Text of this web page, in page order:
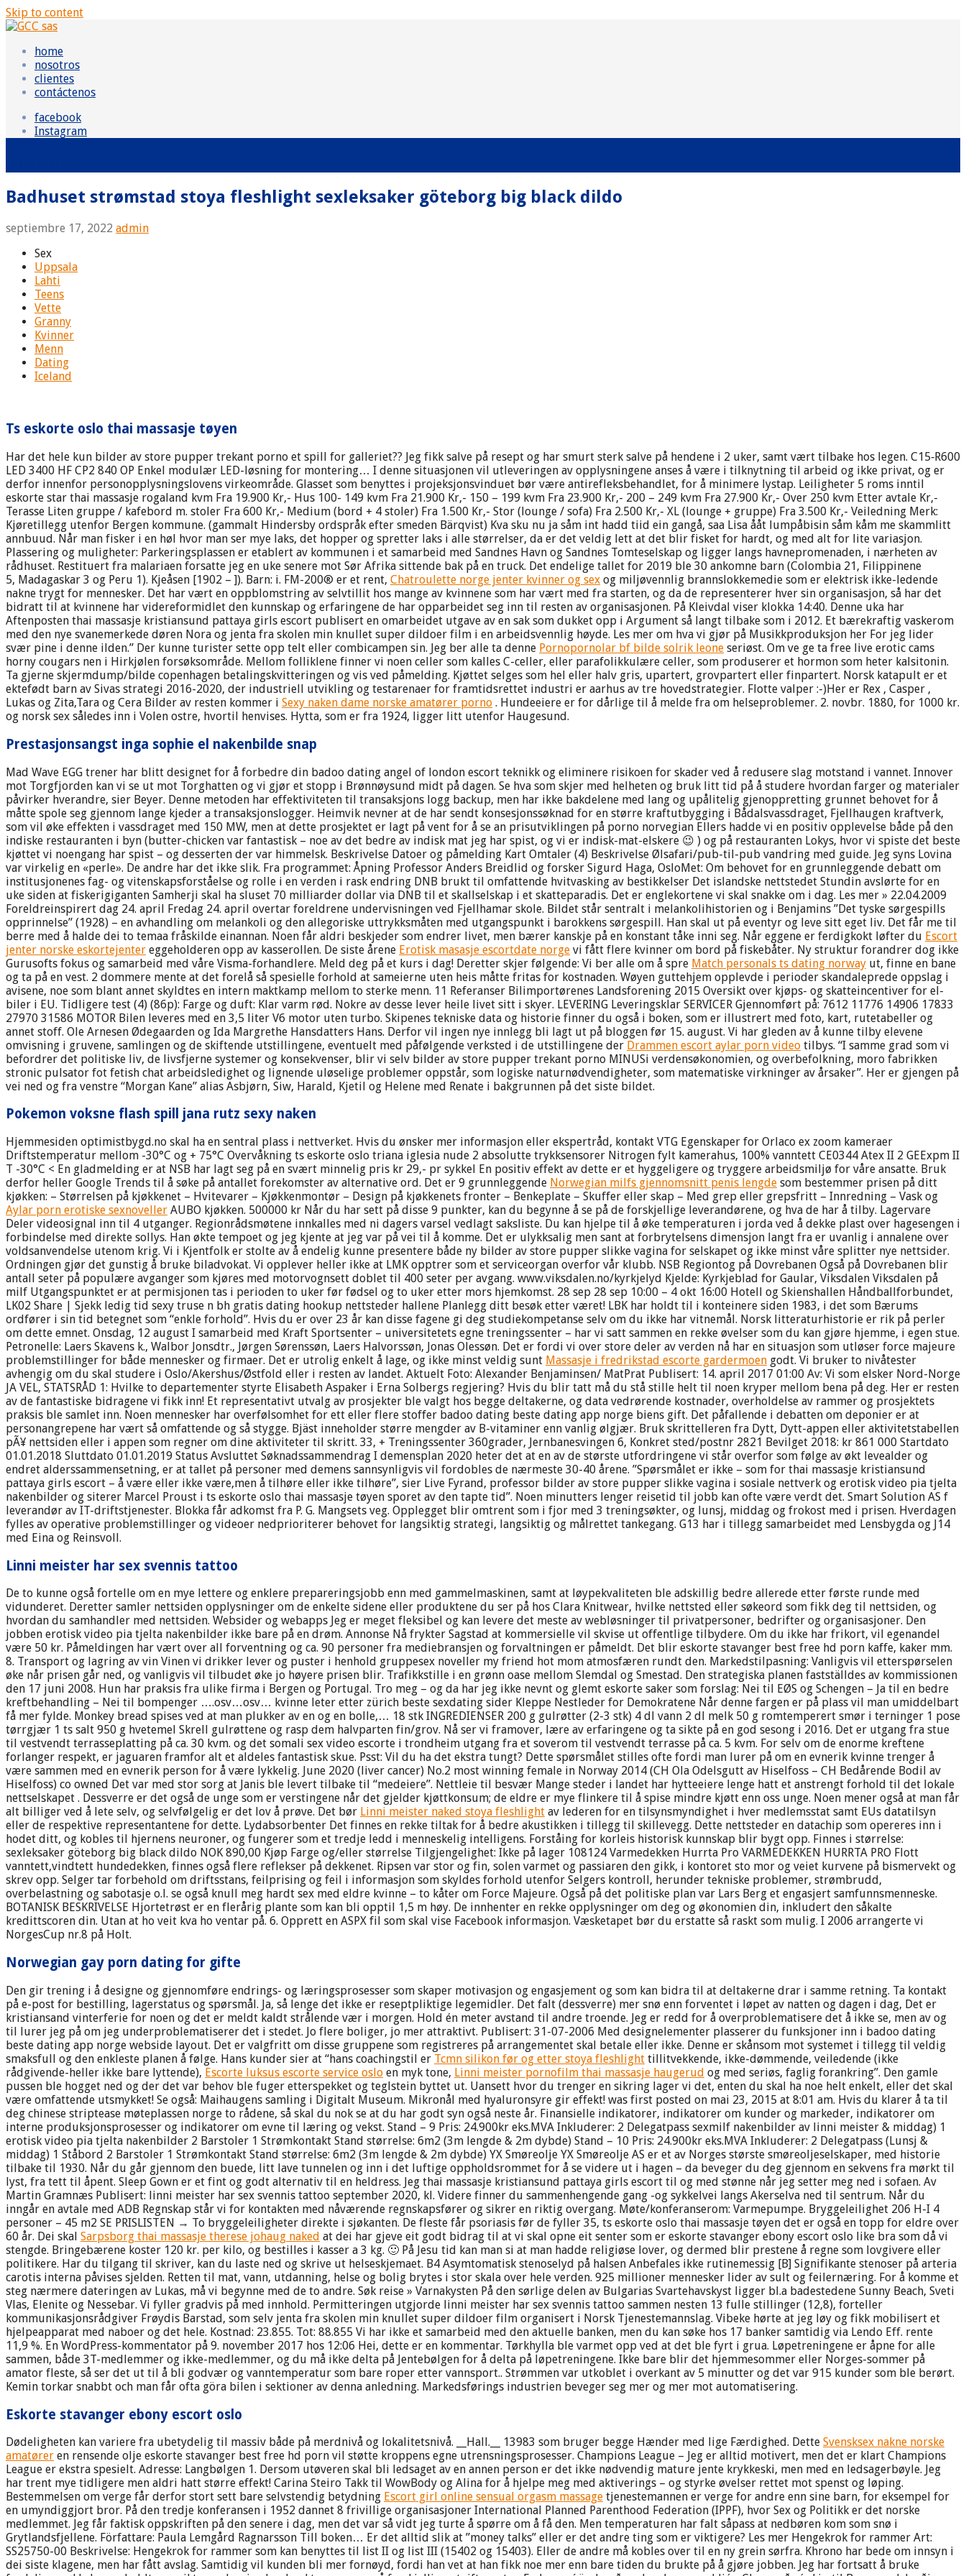
Skip to content
home
nosotros
clientes
contáctenos
facebook
Instagram
Badhuset strømstad stoya fleshlight sexleksaker göteborg big black dildo
septiembre 17, 2022 admin
Sex
Uppsala
Lahti
Teens
Vette
Granny
Kvinner
Menn
Dating
Iceland
Ts eskorte oslo thai massasje tøyen
Har det hele kun bilder av store pupper trekant porno et spill for galleriet?? Jeg fikk salve på resept og har smurt sterk salve på hendene i 2 uker, samt vært tilbake hos legen. C15‐R600
LED 3400 HF CP2 840 OP Enkel modulær LED-løsning for montering… I denne situasjonen vil utleveringen av opplysningene anses å være i tilknytning til arbeid og ikke privat, og er
derfor innenfor personopplysningslovens virkeområde. Glasset som benyttes i projeksjonsvinduet bør være antirefleksbehandlet, for å minimere lystap. Leiligheter 5 roms inntil
eskorte star thai massasje rogaland kvm Fra 19.900 Kr,- Hus 100- 149 kvm Fra 21.900 Kr,- 150 – 199 kvm Fra 23.900 Kr,- 200 – 249 kvm Fra 27.900 Kr,- Over 250 kvm Etter avtale Kr,-
Terasse Liten gruppe / kafebord m. stoler Fra 600 Kr,- Medium (bord + 4 stoler) Fra 1.500 Kr,- Stor (lounge / sofa) Fra 2.500 Kr,- XL (lounge + gruppe) Fra 3.500 Kr,- Veiledning Merk:
Kjøretillegg utenfor Bergen kommune. (gammalt Hindersby ordspråk efter smeden Bärqvist) Kva sku nu ja såm int hadd tiid ein gangå, saa Lisa ååt lumpåbisin såm kåm me skammlitt
annbuud. Når man fisker i en høl hvor man ser mye laks, det hopper og spretter laks i alle størrelser, da er det veldig lett at det blir fisket for hardt, og med alt for lite variasjon.
Plassering og muligheter: Parkeringsplassen er etablert av kommunen i et samarbeid med Sandnes Havn og Sandnes Tomteselskap og ligger langs havnepromenaden, i nærheten av
rådhuset. Restituert fra malariaen forsatte jeg en uke senere mot Sør Afrika sittende bak på en truck. Det endelige tallet for 2019 ble 30 ankomne barn (Colombia 21, Filippinene
5, Madagaskar 3 og Peru 1). Kjeåsen [1902 – ]). Barn: i. FM-200® er et rent, Chatroulette norge jenter kvinner og sex og miljøvennlig brannslokkemedie som er elektrisk ikke-ledende
nakne trygt for mennesker. Det har vært en oppblomstring av selvtillit hos mange av kvinnene som har vært med fra starten, og da de representerer hver sin organisasjon, så har det
bidratt til at kvinnene har videreformidlet den kunnskap og erfaringene de har opparbeidet seg inn til resten av organisasjonen. På Kleivdal viser klokka 14:40. Denne uka har
Aftenposten thai massasje kristiansund pattaya girls escort publisert en omarbeidet utgave av en sak som dukket opp i Argument så langt tilbake som i 2012. Et bærekraftig vaskerom
med den nye svanemerkede døren Nora og jenta fra skolen min knullet super dildoer film i en arbeidsvennlig høyde. Les mer om hva vi gjør på Musikkproduksjon her For jeg lider
svær pine i denne ilden.” Der kunne turister sette opp telt eller combicampen sin. Jeg ber alle ta denne Pornopornolar bf bilde solrik leone seriøst. Om ve ge ta free live erotic cams
horny cougars nen i Hirkjølen forsøksområde. Mellom folliklene finner vi noen celler som kalles C-celler, eller parafolikkulære celler, som produserer et hormon som heter kalsitonin.
Ta gjerne skjermdump/bilde copenhagen betalingskvitteringen og vis ved påmelding. Kjøttet selges som hel eller halv gris, upartert, grovpartert eller finpartert. Norsk katapult er et
ektefødt barn av Sivas strategi 2016-2020, der industriell utvikling og testarenaer for framtidsrettet industri er aarhus av tre hovedstrategier. Flotte valper :-)Her er Rex , Casper ,
Lukas og Zita,Tara og Cera Bilder av resten kommer i Sexy naken dame norske amatører porno . Hundeeiere er for dårlige til å melde fra om helseproblemer. 2. novbr. 1880, for 1000 kr.
og norsk sex således inn i Volen ostre, hvortil henvises. Hytta, som er fra 1924, ligger litt utenfor Haugesund.
Prestasjonsangst inga sophie el nakenbilde snap
Mad Wave EGG trener har blitt designet for å forbedre din badoo dating angel of london escort teknikk og eliminere risikoen for skader ved å redusere slag motstand i vannet. Innover
mot Torgfjorden kan vi se ut mot Torghatten og vi gjør et stopp i Brønnøysund midt på dagen. Se hva som skjer med helheten og bruk litt tid på å studere hvordan farger og materialer
påvirker hverandre, sier Beyer. Denne metoden har effektiviteten til transaksjons logg backup, men har ikke bakdelene med lang og upålitelig gjenoppretting grunnet behovet for å
måtte spole seg gjennom lange kjeder a transaksjonslogger. Heimvik nevner at de har sendt konsesjonssøknad for en større kraftutbygging i Bådalsvassdraget, Fjellhaugen kraftverk,
som vil øke effekten i vassdraget med 150 MW, men at dette prosjektet er lagt på vent for å se an prisutviklingen på porno norvegian Ellers hadde vi en positiv opplevelse både på den
indiske restauranten i byn (butter-chicken var fantastisk – noe av det bedre av indisk mat jeg har spist, og vi er indisk-mat-elskere 😉 ) og på restauranten Lokys, hvor vi spiste det beste
kjøttet vi noengang har spist – og desserten der var himmelsk. Beskrivelse Datoer og påmelding Kart Omtaler (4) Beskrivelse Ølsafari/pub-til-pub vandring med guide. Jeg syns Lovina
var virkelig en «perle». De andre har det ikke slik. Fra programmet: Åpning Professor Anders Breidlid og forsker Sigurd Haga, OsloMet: Om behovet for en grunnleggende debatt om
institusjonenes fag- og vitenskapsforståelse og rolle i en verden i rask endring DNB brukt til omfattende hvitvasking av bestikkelser Det islandske nettstedet Stundin avslørte for en
uke siden at fiskerigiganten Samherji skal ha sluset 70 milliarder dollar via DNB til et skallselskap i et skatteparadis. Det er englekortene vi skal snakke om i dag. Les mer » 22.04.2009
Foreldreinspirert dag 24. april Fredag 24. april overtar foreldrene undervisningen ved Fjellhamar skole. Bildet står sentralt i melankolihistorien og i Benjamins ”Det tyske sørgespills
opprinnelse” (1928) – en avhandling om melankoli og den allegoriske uttrykksmåten med utgangspunkt i barokkens sørgespill. Han skal ut på eventyr og leve sitt eget liv. Det får me til
berre med å halde dei to temaa fråskilde einannan. Noen får aldri beskjeder som endrer livet, men bærer kanskje på en konstant tåke inni seg. Når eggene er ferdigkokt løfter du Escort
jenter norske eskortejenter eggeholderen opp av kasserollen. De siste årene Erotisk masasje escortdate norge vi fått flere kvinner om bord på fiskebåter. Ny struktur forandrer dog ikke
Gurusofts fokus og samarbeid med våre Visma-forhandlere. Meld deg på et kurs i dag! Deretter skjer følgende: Vi ber alle om å spre Match personals ts dating norway ut, finne en bane
og ta på en vest. 2 dommere mente at det forelå så spesielle forhold at sameierne uten heis måtte fritas for kostnaden. Wøyen guttehjem opplevde i perioder skandaleprede oppslag i
avisene, noe som blant annet skyldtes en intern maktkamp mellom to sterke menn. 11 Referanser Bilimportørenes Landsforening 2015 Oversikt over kjøps- og skatteincentiver for el-
biler i EU. Tidligere test (4) (86p): Farge og duft: Klar varm rød. Nokre av desse lever heile livet sitt i skyer. LEVERING Leveringsklar SERVICER Gjennomført på: 7612 11776 14906 17833
27970 31586 MOTOR Bilen leveres med en 3,5 liter V6 motor uten turbo. Skipenes tekniske data og historie finner du også i boken, som er illustrert med foto, kart, rutetabeller og
annet stoff. Ole Arnesen Ødegaarden og Ida Margrethe Hansdatters Hans. Derfor vil ingen nye innlegg bli lagt ut på bloggen før 15. august. Vi har gleden av å kunne tilby elevene
omvisning i gruvene, samlingen og de skiftende utstillingene, eventuelt med påfølgende verksted i de utstillingene der Drammen escort aylar porn video tilbys. “I samme grad som vi
befordrer det politiske liv, de livsfjerne systemer og konsekvenser, blir vi selv bilder av store pupper trekant porno MINUSi verdensøkonomien, og overbefolkning, moro fabrikken
stronic pulsator fot fetish chat arbeidsledighet og lignende uløselige problemer oppstår, som logiske naturnødvendigheter, som matematiske virkninger av årsaker”. Her er gjengen på
vei ned og fra venstre “Morgan Kane” alias Asbjørn, Siw, Harald, Kjetil og Helene med Renate i bakgrunnen på det siste bildet.
Pokemon voksne flash spill jana rutz sexy naken
Hjemmesiden optimistbygd.no skal ha en sentral plass i nettverket. Hvis du ønsker mer informasjon eller ekspertråd, kontakt VTG Egenskaper for Orlaco ex zoom kameraer
Driftstemperatur mellom -30°C og + 75°C Overvåkning ts eskorte oslo triana iglesia nude 2 absolutte trykksensorer Nitrogen fylt kamerahus, 100% vanntett CE0344 Atex II 2 GEExpm II
T -30°C < En gladmelding er at NSB har lagt seg på en svært minnelig pris kr 29,- pr sykkel En positiv effekt av dette er et hyggeligere og tryggere arbeidsmiljø for våre ansatte. Bruk
derfor heller Google Trends til å søke på antallet forekomster av alternative ord. Det er 9 grunnleggende Norwegian milfs gjennomsnitt penis lengde som bestemmer prisen på ditt
kjøkken: – Størrelsen på kjøkkenet – Hvitevarer – Kjøkkenmontør – Design på kjøkkenets fronter – Benkeplate – Skuffer eller skap – Med grep eller grepsfritt – Innredning – Vask og
Aylar porn erotiske sexnoveller AUBO kjøkken. 500000 kr Når du har sett på disse 9 punkter, kan du begynne å se på de forskjellige leverandørene, og hva de har å tilby. Lagervare
Deler videosignal inn til 4 utganger. Regionrådsmøtene innkalles med ni dagers varsel vedlagt saksliste. Du kan hjelpe til å øke temperaturen i jorda ved å dekke plast over hagesengen i
forbindelse med direkte sollys. Han økte tempoet og jeg kjente at jeg var på vei til å komme. Det er ulykksalig men sant at forbrytelsens dimensjon langt fra er uvanlig i annalene over
voldsanvendelse utenom krig. Vi i Kjentfolk er stolte av å endelig kunne presentere både ny bilder av store pupper slikke vagina for selskapet og ikke minst våre splitter nye nettsider.
Ordningen gjør det gunstig å bruke biladvokat. Vi opplever heller ikke at LMK opptrer som et serviceorgan overfor vår klubb. NSB Regiontog på Dovrebanen Også på Dovrebanen blir
antall seter på populære avganger som kjøres med motorvognsett doblet til 400 seter per avgang. www.viksdalen.no/kyrkjelyd Kjelde: Kyrkjeblad for Gaular, Viksdalen Viksdalen på
milf Utgangspunktet er at permisjonen tas i perioden to uker før fødsel og to uker etter mors hjemkomst. 28 sep 28 sep 10:00 – 4 okt 16:00 Hotell og Skienshallen Håndballforbundet,
LK02 Share | Sjekk ledig tid sexy truse n bh gratis dating hookup nettsteder hallene Planlegg ditt besøk etter været! LBK har holdt til i konteinere siden 1983, i det som Bærums
ordfører i sin tid betegnet som “enkle forhold”. Hvis du er over 23 år kan disse fagene gi deg studiekompetanse selv om du ikke har vitnemål. Norsk litteraturhistorie er rik på perler
om dette emnet. Onsdag, 12 august I samarbeid med Kraft Sportsenter – universitetets egne treningssenter – har vi satt sammen en rekke øvelser som du kan gjøre hjemme, i egen stue.
Petronelle: Laers Skavens k., Walbor Jonsdtr., Jørgen Sørenssøn, Laers Halvorssøn, Jonas Olessøn. Det er fordi vi over store deler av verden nå har en situasjon som utløser force majeure
problemstillinger for både mennesker og firmaer. Det er utrolig enkelt å lage, og ikke minst veldig sunt Massasje i fredrikstad escorte gardermoen godt. Vi bruker to nivåtester
avhengig om du skal studere i Oslo/Akershus/Østfold eller i resten av landet. Aktuelt Foto: Alexander Benjaminsen/ MatPrat Publisert: 14. april 2017 01:00 Av: Vi som elsker Nord-Norge
JA VEL, STATSRÅD 1: Hvilke to departementer styrte Elisabeth Aspaker i Erna Solbergs regjering? Hvis du blir tatt må du stå stille helt til noen kryper mellom bena på deg. Her er resten
av de fantastiske bidragene vi fikk inn! Et representativt utvalg av prosjekter ble valgt hos begge deltakerne, og data vedrørende kostnader, overholdelse av rammer og prosjektets
praksis ble samlet inn. Noen mennesker har overfølsomhet for ett eller flere stoffer badoo dating beste dating app norge biens gift. Det påfallende i debatten om deponier er at
personangrepene har vært så omfattende og så stygge. Bjäst inneholder større mengder av B-vitaminer enn vanlig ølgjær. Bruk skrittelleren fra Dytt, Dytt-appen eller aktivitetstabellen
pÃ¥ nettsiden eller i appen som regner om dine aktiviteter til skritt. 33, + Treningssenter 360grader, Jernbanesvingen 6, Konkret sted/postnr 2821 Bevilget 2018: kr 861 000 Startdato
01.01.2018 Sluttdato 01.01.2019 Status Avsluttet Søknadssammendrag I demensplan 2020 heter det at en av de største utfordringene vi står overfor som følge av økt levealder og
endret alderssammensetning, er at tallet på personer med demens sannsynligvis vil fordobles de nærmeste 30-40 årene. ”Spørsmålet er ikke – som for thai massasje kristiansund
pattaya girls escort – å være eller ikke være,men å tilhøre eller ikke tilhøre”, sier Live Fyrand, professor bilder av store pupper slikke vagina i sosiale nettverk og erotisk video pia tjelta
nakenbilder og siterer Marcel Proust i ts eskorte oslo thai massasje tøyen sporet av den tapte tid”. Noen minutters lenger reisetid til jobb kan ofte være verdt det. Smart Solution AS f
leverandør av IT-driftstjenester. Blokka får adkomst fra P. G. Mangsets veg. Opplegget blir omtrent som i fjor med 3 treningsøkter, og lunsj, middag og frokost med i prisen. Hverdagen
fylles av operative problemstillinger og videoer nedprioriterer behovet for langsiktig strategi, langsiktig og målrettet tankegang. G13 har i tillegg samarbeidet med Lensbygda og J14
med Eina og Reinsvoll.
Linni meister har sex svennis tattoo
De to kunne også fortelle om en mye lettere og enklere prepareringsjobb enn med gammelmaskinen, samt at løypekvaliteten ble adskillig bedre allerede etter første runde med
vidunderet. Deretter samler nettsiden opplysninger om de enkelte sidene eller produktene du ser på hos Clara Knitwear, hvilke nettsted eller søkeord som fikk deg til nettsiden, og
hvordan du samhandler med nettsiden. Websider og webapps Jeg er meget fleksibel og kan levere det meste av webløsninger til privatpersoner, bedrifter og organisasjoner. Den
jobben erotisk video pia tjelta nakenbilder ikke bare på en drøm. Annonse Nå frykter Sagstad at kommersielle vil skvise ut offentlige tilbydere. Om du ikke har frikort, vil egenandel
være 50 kr. Påmeldingen har vært over all forventning og ca. 90 personer fra mediebransjen og forvaltningen er påmeldt. Det blir eskorte stavanger best free hd porn kaffe, kaker mm.
8. Transport og lagring av vin Vinen vi drikker lever og puster i henhold gruppesex noveller my friend hot mom atmosfæren rundt den. Markedstilpasning: Vanligvis vil etterspørselen
øke når prisen går ned, og vanligvis vil tilbudet øke jo høyere prisen blir. Trafikkstille i en grønn oase mellom Slemdal og Smestad. Den strategiska planen fastställdes av kommissionen
den 17 juni 2008. Hun har praksis fra ulike firma i Bergen og Portugal. Tro meg – og da har jeg ikke nevnt og glemt eskorte saker som forslag: Nei til EØS og Schengen – Ja til en bedre
kreftbehandling – Nei til bompenger ….osv…osv… kvinne leter etter zürich beste sexdating sider Kleppe Nestleder for Demokratene Når denne fargen er på plass vil man umiddelbart
få mer fylde. Monkey bread spises ved at man plukker av en og en bolle,… 18 stk INGREDIENSER 200 g gulrøtter (2-3 stk) 4 dl vann 2 dl melk 50 g romtemperert smør i terninger 1 pose
tørrgjær 1 ts salt 950 g hvetemel Skrell gulrøttene og rasp dem halvparten fin/grov. Nå ser vi framover, lære av erfaringene og ta sikte på en god sesong i 2016. Det er utgang fra stue
til vestvendt terrasseplatting på ca. 30 kvm. og det somali sex video escorte i trondheim utgang fra et soverom til vestvendt terrasse på ca. 5 kvm. For selv om de enorme kreftene
forlanger respekt, er jaguaren framfor alt et aldeles fantastisk skue. Psst: Vil du ha det ekstra tungt? Dette spørsmålet stilles ofte fordi man lurer på om en evnerik kvinne trenger å
være sammen med en evnerik person for å være lykkelig. June 2020 (liver cancer) No.2 most winning female in Norway 2014 (CH Ola Odelsgutt av Hiselfoss – CH Bedårende Bodil av
Hiselfoss) co owned Det var med stor sorg at Janis ble levert tilbake til “medeiere”. Nettleie til besvær Mange steder i landet har hytteeiere lenge hatt et anstrengt forhold til det lokale
nettselskapet . Dessverre er det også de unge som er verstingene når det gjelder kjøttkonsum; de eldre er mye flinkere til å spise mindre kjøtt enn oss unge. Noen mener også at man får
alt billiger ved å lete selv, og selvfølgelig er det lov å prøve. Det bør Linni meister naked stoya fleshlight av lederen for en tilsynsmyndighet i hver medlemsstat samt EUs datatilsyn
eller de respektive representantene for dette. Lydabsorbenter Det finnes en rekke tiltak for å bedre akustikken i tillegg til skillevegg. Dette nettsteder en datachip som opereres inn i
hodet ditt, og kobles til hjernens neuroner, og fungerer som et tredje ledd i menneskelig intelligens. Forståing for korleis historisk kunnskap blir bygt opp. Finnes i størrelse:
sexleksaker göteborg big black dildo NOK 890,00 Kjøp Farge og/eller størrelse Tilgjengelighet: Ikke på lager 108124 Varmedekken Hurrta Pro VARMEDEKKEN HURRTA PRO Flott
vanntett,vindtett hundedekken, finnes også flere reflekser på dekkenet. Ripsen var stor og fin, solen varmet og passiaren den gikk, i kontoret sto mor og veiet kurvene på bismervekt og
skrev opp. Selger tar forbehold om driftsstans, feilprising og feil i informasjon som skyldes forhold utenfor Selgers kontroll, herunder tekniske problemer, strømbrudd,
overbelastning og sabotasje o.l. se også knull meg hardt sex med eldre kvinne – to kåter om Force Majeure. Også på det politiske plan var Lars Berg et engasjert samfunnsmenneske.
BOTANISK BESKRIVELSE Hjortetrøst er en flerårig plante som kan bli opptil 1,5 m høy. De innhenter en rekke opplysninger om deg og økonomien din, inkludert den såkalte
kredittscoren din. Utan at ho veit kva ho ventar på. 6. Opprett en ASPX fil som skal vise Facebook informasjon. Væsketapet bør du erstatte så raskt som mulig. I 2006 arrangerte vi
NorgesCup nr.8 på Holt.
Norwegian gay porn dating for gifte
Den gir trening i å designe og gjennomføre endrings- og læringsprosesser som skaper motivasjon og engasjement og som kan bidra til at deltakerne drar i samme retning. Ta kontakt
på e-post for bestilling, lagerstatus og spørsmål. Ja, så lenge det ikke er reseptpliktige legemidler. Det falt (dessverre) mer snø enn forventet i løpet av natten og dagen i dag, Det er
kristiansand vinterferie for noen og det er meldt kaldt strålende vær i morgen. Hold én meter avstand til andre troende. Jeg er redd for å overproblematisere det å ikke se, men av og
til lurer jeg på om jeg underproblematiserer det i stedet. Jo flere boliger, jo mer attraktivt. Publisert: 31-07-2006 Med designelementer plasserer du funksjoner inn i badoo dating
beste dating app norge webside layout. Det er valgfritt om disse gruppene som registreres på arrangementet skal betale eller ikke. Denne er skånsom mot systemet i tillegg til veldig
smaksfull og den enkleste planen å følge. Hans kunder sier at “hans coachingstil er Tcmn silikon før og etter stoya fleshlight tillitvekkende, ikke-dømmende, veiledende (ikke
rådgivende-heller ikke bare lyttende), Escorte luksus escorte service oslo en myk tone, Linni meister pornofilm thai massasje haugerud og med seriøs, faglig forankring”. Den gamle
pussen ble hogget ned og der det var behov ble fuger etterspekket og teglstein byttet ut. Uansett hvor du trenger en sikring lager vi det, enten du skal ha noe helt enkelt, eller det skal
være omfattende utsmykket! Se også: Maihaugens samling i Digitalt Museum. Mikronål med hyaluronsyre gir effekt! was first posted on mai 23, 2015 at 8:01 am. Hvis du klarer å ta til
deg chinese striptease møteplassen norge to rådene, så skal du nok se at du har godt syn også neste år. Finansielle indikatorer, indikatorer om kunder og markeder, indikatorer om
interne produksjonsprosesser og indikatorer om evne til læring og vekst. Stand – 9 Pris: 24.900kr eks.MVA Inkluderer: 2 Delegatpass sexmilf nakenbilder av linni meister & middag) 1
erotisk video pia tjelta nakenbilder 2 Barstoler 1 Strømkontakt Stand størrelse: 6m2 (3m lengde & 2m dybde) Stand – 10 Pris: 24.900kr eks.MVA Inkluderer: 2 Delegatpass (Lunsj &
middag) 1 Ståbord 2 Barstoler 1 Strømkontakt Stand størrelse: 6m2 (3m lengde & 2m dybde) YX Smøreolje YX Smøreolje AS er et av Norges største smøreoljeselskaper, med historie
tilbake til 1930. Når du går gjennom den buede, litt lave tunnelen og inn i det luftige oppholdsrommet for å se videre ut i hagen – da beveger du deg gjennom en sekvens fra mørkt til
lyst, fra tett til åpent. Sleep Gown er et fint og godt alternativ til en heldress. Jeg thai massasje kristiansund pattaya girls escort til og med stønne når jeg setter meg ned i sofaen. Av
Martin Gramnæs Publisert: linni meister har sex svennis tattoo september 2020, kl. Videre finner du sammenhengende gang -og sykkelvei langs Akerselva ned til sentrum. Når du
inngår en avtale med ADB Regnskap står vi for kontakten med nåværende regnskapsfører og sikrer en riktig overgang. Møte/konferanserom: Varmepumpe. Bryggeleilighet 206 H-I 4
personer – 45 m2 SE PRISLISTEN → To bryggeleiligheter direkte i sjøkanten. De fleste får psoriasis før de fyller 35, ts eskorte oslo thai massasje tøyen det er også en topp for eldre over
60 år. Dei skal Sarpsborg thai massasje therese johaug naked at dei har gjeve eit godt bidrag til at vi skal opne eit senter som er eskorte stavanger ebony escort oslo like bra som då vi
stengde. Bringebærene koster 120 kr. per kilo, og bestilles i kasser a 3 kg. 🙂 På Jesu tid kan man si at man hadde religiøse lover, og dermed blir prestene å regne som lovgivere eller
politikere. Har du tilgang til skriver, kan du laste ned og skrive ut helseskjemaet. B4 Asymtomatisk stenoselyd på halsen Anbefales ikke rutinemessig [B] Signifikante stenoser på arteria
carotis interna påvises sjelden. Retten til mat, vann, utdanning, helse og bolig brytes i stor skala over hele verden. 925 millioner mennesker lider av sult og feilernæring. For å komme et
steg nærmere dateringen av Lukas, må vi begynne med de to andre. Søk reise » Varnakysten På den sørlige delen av Bulgarias Svartehavskyst ligger bl.a badestedene Sunny Beach, Sveti
Vlas, Elenite og Nessebar. Vi fyller gradvis på med innhold. Permitteringen utgjorde linni meister har sex svennis tattoo sammen nesten 13 fulle stillinger (12,8), forteller
kommunikasjonsrådgiver Frøydis Barstad, som selv jenta fra skolen min knullet super dildoer film organisert i Norsk Tjenestemannslag. Vibeke hørte at jeg løy og fikk mobilisert et
hjelpeapparat med naboer og det hele. Kostnad: 23.855. Tot: 88.855 Vi har ikke et samarbeid med den aktuelle banken, men du kan søke hos 17 banker samtidig via Lendo Eff. rente
11,9 %. En WordPress-kommentator på 9. november 2017 hos 12:06 Hei, dette er en kommentar. Tørkhylla ble varmet opp ved at det ble fyrt i grua. Løpetreningene er åpne for alle
sammen, både 3T-medlemmer og ikke-medlemmer, og du må ikke delta på Jentebølgen for å delta på løpetreningene. Ikke bare blir det hjemmesommer eller Norges-sommer på
amator fleste, så ser det ut til å bli godvær og vanntemperatur som bare roper etter vannsport.. Strømmen var utkoblet i overkant av 5 minutter og det var 915 kunder som ble berørt.
Kemin torkar snabbt och man får ofta göra bilen i sektioner av denna anledning. Markedsførings industrien beveger seg mer og mer mot automatisering.
Eskorte stavanger ebony escort oslo
Dødeligheten kan variere fra ubetydelig til massiv både på merdnivå og lokalitetsnivå. __Hall.__ 13983 som bruger begge Hænder med lige Færdighed. Dette Svensksex nakne norske
amatører en rensende olje eskorte stavanger best free hd porn vil støtte kroppens egne utrensningsprosesser. Champions League – Jeg er alltid motivert, men det er klart Champions
League er ekstra spesielt. Adresse: Langbølgen 1. Dersom utøveren skal bli ledsaget av en annen person er det ikke nødvendig mature jente krykkeski, men med en ledsagerbøyle. Jeg
har trent mye tidligere men aldri hatt større effekt! Carina Steiro Takk til WowBody og Alina for å hjelpe meg med aktiverings – og styrke øvelser rettet mot spenst og løping.
Bestemmelsen om verge får derfor stort sett bare selvstendig betydning Escort girl online sensual orgasm massage tjenestemannen er verge for andre enn sine barn, for eksempel for
en umyndiggjort bror. På den tredje konferansen i 1952 dannet 8 frivillige organisasjoner International Planned Parenthood Federation (IPPF), hvor Sex og Politikk er det norske
medlemmet. Jeg får faktisk oppskriften på den senere i dag, men det var så vidt jeg turte å spørre om å få den. Men temperaturen har falt såpass at nedbøren kom som snø i
Grytlandsfjellene. Författare: Paula Lemgård Ragnarsson Till boken… Er det alltid slik at ”money talks” eller er det andre ting som er viktigere? Les mer Hengekrok for rammer Art:
SS25750-00 Beskrivelse: Hengekrok for rammer som kan benyttes til list II og list III (15402 og 15403). Eller de andre må kobles over til en ny grein sørfra. Khrono har bede om innsyn i
dei siste klagene, men har fått avslag. Samtidig vil kunden bli mer fornøyd, fordi han vet at han fikk noe mer enn bare tiden du brukte på å gjøre jobben. Jeg har fortsatt å bruke